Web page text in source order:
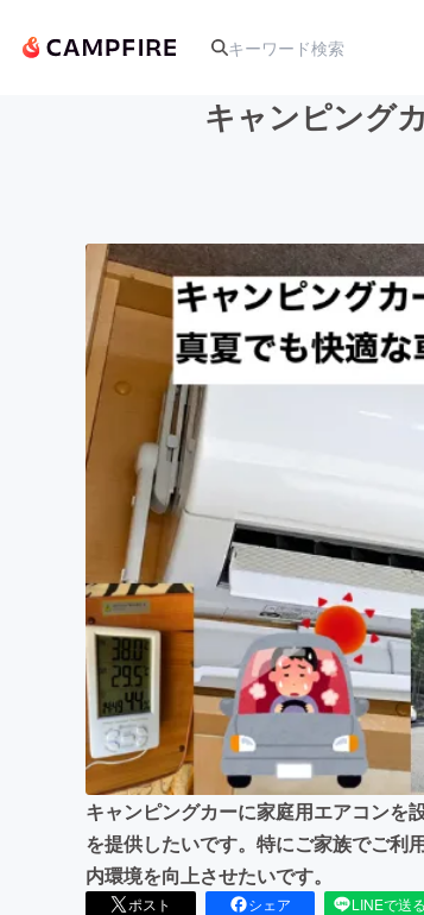
アート・写真
テクノロジー・ガジェッ
まちづくり・地域活性化
キャンピング
キャンピングカーに家庭用エアコンを
を提供したいです。特にご家族でご利
内環境を向上させたいです。
ポスト シェア LINEで送る